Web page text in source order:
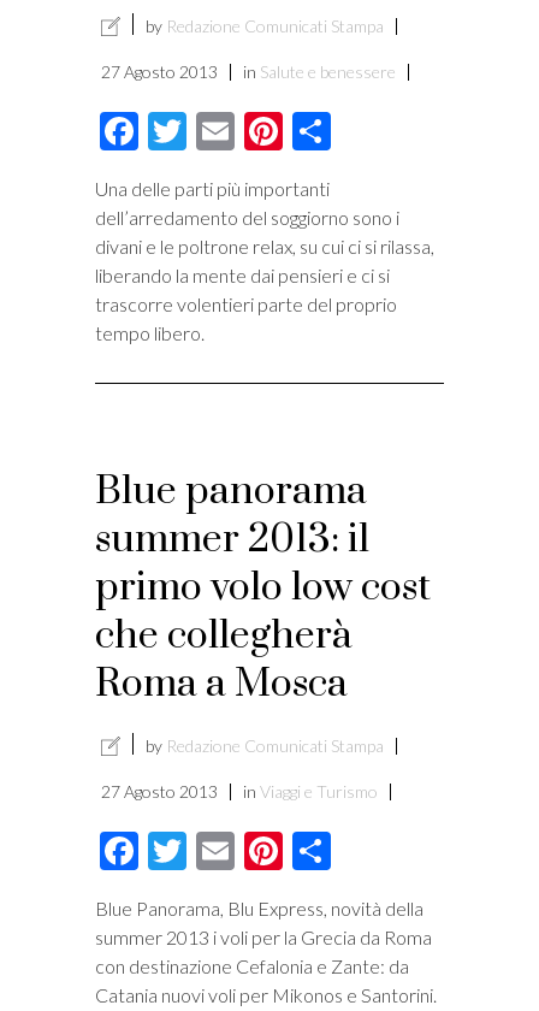
by Redazione Comunicati Stampa
27 Agosto 2013 in Salute e benessere
Facebook
Twitter
EmailPinterest
Una delle parti più importanti
dell’arredamento del soggiorno sono i
divani e le poltrone relax, su cui ci si rilassa,
liberando la mente dai pensieri e ci si
trascorre volentieri parte del proprio
tempo libero.
Blue panorama
summer 2013: il
primo volo low cost
che collegherà
Roma a Mosca
by Redazione Comunicati Stampa
27 Agosto 2013 in Viaggi e Turismo
Facebook
Twitter
EmailPinterest
Blue Panorama, Blu Express, novità della
summer 2013 i voli per la Grecia da Roma
con destinazione Cefalonia e Zante: da
Catania nuovi voli per Mikonos e Santorini.